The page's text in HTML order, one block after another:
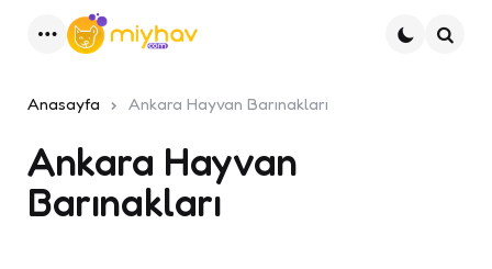
Anasayfa Ankara Hayvan Barınakları
Ankara Hayvan
Barınakları